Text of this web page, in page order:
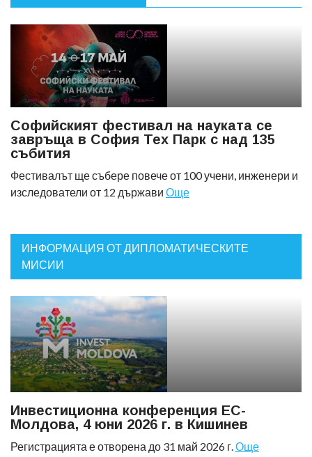
Софийският фестивал на науката се
завръща в София Тех Парк с над 135
събития
Фестивалът ще събере повече от 100 учени, инженери и
изследователи от 12 държави Още
ИНФОРМАЦИЯ ОТ ДИПЛОМАТИЧЕСКИТЕ
МИСИИ
Инвестиционна конференция ЕС-
Молдова, 4 юни 2026 г. в Кишинев
Регистрацията е отворена до 31 май 2026 г.Още